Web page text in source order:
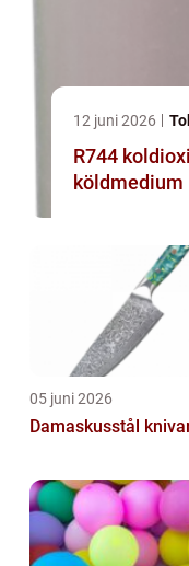
12 juni 2026
R744 koldioxid som framtidens
köldmedium
05 juni 2026
Damaskusstål